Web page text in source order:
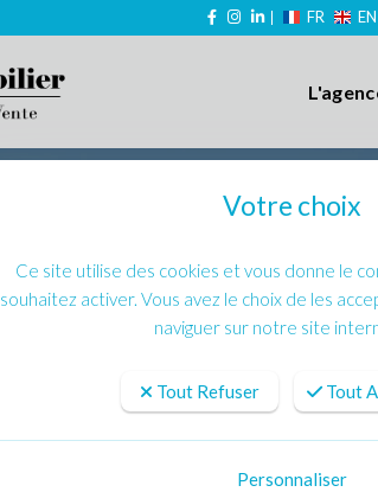
FR EN
Votre choix
Ce site utilise des cookies et vous donne le
souhaitez activer. Vous avez le choix de les
naviguer sur notre site
Tout Refuser Tout
Personnaliser